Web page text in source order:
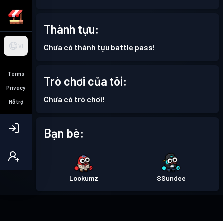
VI
Terms
Privacy
Hỗ trợ
Thành tựu:
Chưa có thành tựu battle pass!
Trò chơi của tôi:
Chưa có trò chơi!
Bạn bè:
Lookumz SSundee